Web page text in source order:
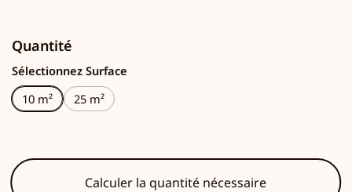
Quantité
Sélectionnez Surface
10 m²
25 m²
Calculer la quantité nécessaire